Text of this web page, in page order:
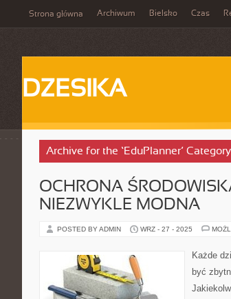
Strona główna Archiwum Bielsko Czas
DZESIKA
Archive for the ‘EduPlanner’ Category
OCHRONA
NIEZWYKLE MODNA
POSTED BY ADMIN WRZ - 27 - 2025
Każde
być